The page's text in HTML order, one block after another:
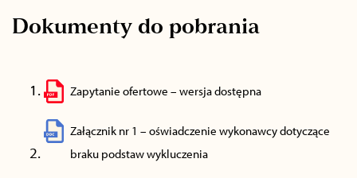
Dokumenty do pobrania
Zapytanie ofertowe – wersja dostępna
Załącznik nr 1 – oświadczenie wykonawcy dotyczące
braku podstaw wykluczenia